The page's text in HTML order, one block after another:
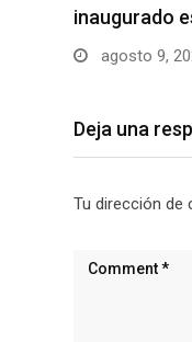
inaugurado
agosto 9,
Deja una
Tu dirección de